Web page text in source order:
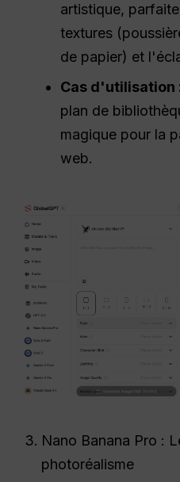
artistique,
textures
de papier) et
Cas d'utilisation
plan de
magique pour la
web.
Nano Banana Pro :
photoréalisme